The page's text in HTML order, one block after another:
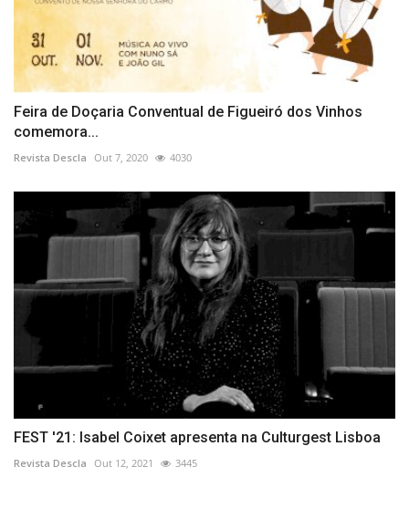
Feira de Doçaria Conventual de Figueiró dos Vinhos
comemora...
Revista Descla Out 7, 2020 4030
FEST '21: Isabel Coixet apresenta na Culturgest Lisboa
Revista Descla Out 12, 2021 3445